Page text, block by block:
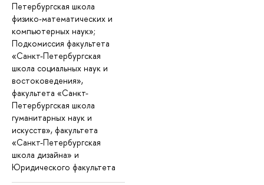
Петербургская школа
физико-математических и
компьютерных наук»;
Подкомиссия факультета
«Санкт-Петербургская
школа социальных наук и
востоковедения»,
факультета «Санкт-
Петербургская школа
гуманитарных наук и
искусств», факультета
«Санкт-Петербургская
школа дизайна» и
Юридического факультета